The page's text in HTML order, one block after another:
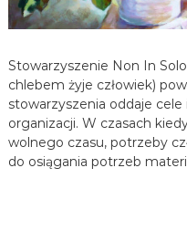
u
Stowarzyszenie Non In
chlebem żyje człowiek)
stowarzyszenia oddaje cele
organizacji. W czasach
wolnego czasu, potrzeby
do osiągania potrzeb